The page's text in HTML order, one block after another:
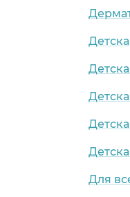
Для